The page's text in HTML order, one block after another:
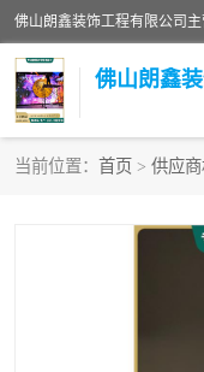
佛山朗鑫
当前位置： 首页 > 供应